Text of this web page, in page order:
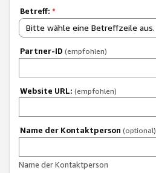
Betreff: *
Bitte wähle eine Betreffzeile aus.
Partner-ID (empfohlen)
Website URL: (empfohlen)
Name der Kontaktperson (optional)
Name der Kontaktperson